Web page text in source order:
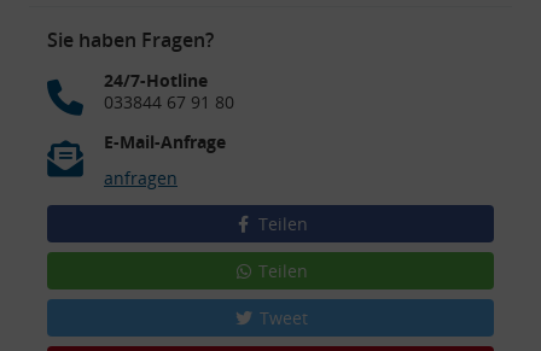
Sie haben Fragen?
24/7-Hotline
033844 67 91 80
E-Mail-Anfrage
anfragen
Teilen
Teilen
Tweet